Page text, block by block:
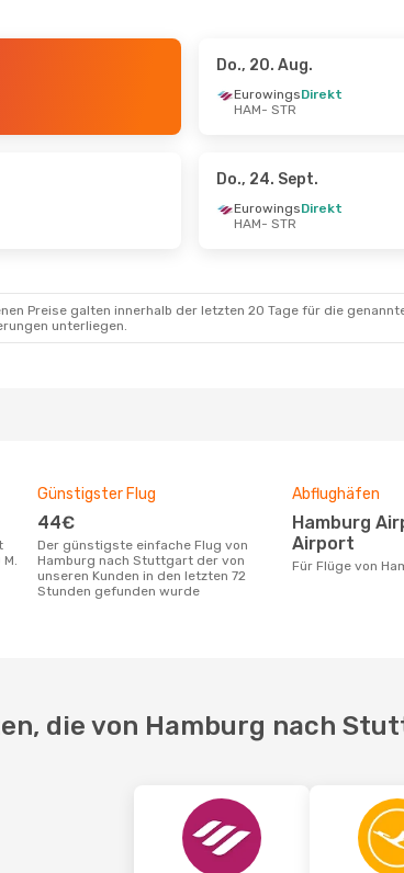
- So., 11. Okt.
STR - HAM
Do., 20. Aug.
EurowingsDirekt
HAM- STR
Do., 24. Sept.
EurowingsDirekt
HAM- STR
Preise galten innerhalb der letzten 20 Tage für die
unterliegen.
Günstigster Flug
44€
Der günstigste einfache Flug von
Hamburg nach Stuttgart der von
unseren Kunden in den letzten 72
Stunden gefunden wurde
Abflughäfen
Hamburg Airport, Lübeck
Airport
Für Flüge von
die von Hamburg nach